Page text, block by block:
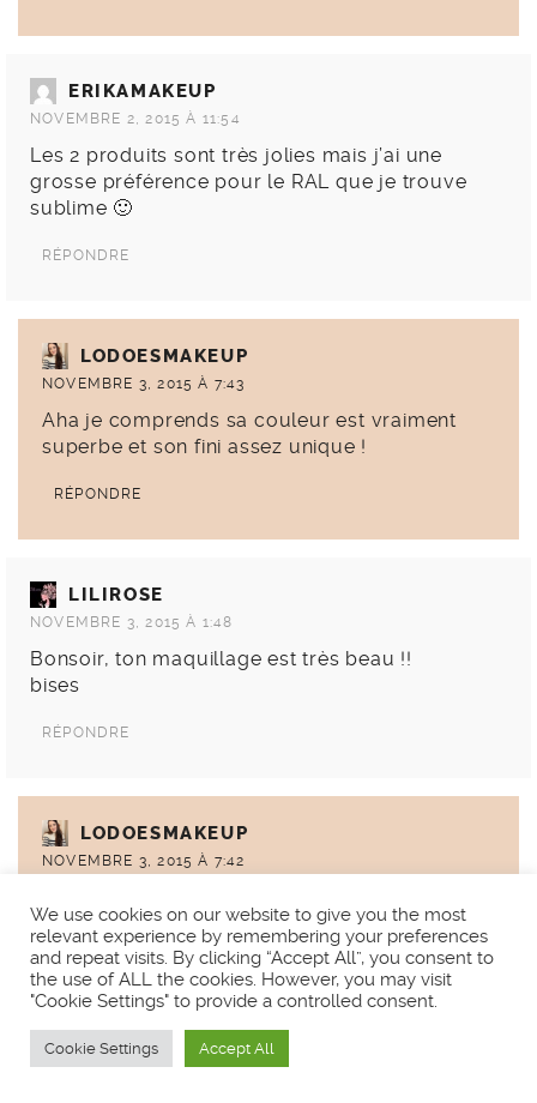
ERIKAMAKEUP
NOVEMBRE 2, 2015 À 11:54
Les 2 produits sont très jolies mais j’ai une
grosse préférence pour le RAL que je trouve
sublime 🙂
RÉPONDRE
LODOESMAKEUP
NOVEMBRE 3, 2015 À 7:43
Aha je comprends sa couleur est vraiment
superbe et son fini assez unique !
RÉPONDRE
LILIROSE
NOVEMBRE 3, 2015 À 1:48
Bonsoir, ton maquillage est très beau !!
bises
RÉPONDRE
LODOESMAKEUP
NOVEMBRE 3, 2015 À 7:42
RÉPONDRE
OCÉANE
NOVEMBRE 3, 2015 À 9:50
We use cookies on our website to give you the most
relevant experience by remembering your preferences
and repeat visits. By clicking “Accept All”, you consent to
the use of ALL the cookies. However, you may visit
"Cookie Settings" to provide a controlled consent.
Cookie Settings Accept All